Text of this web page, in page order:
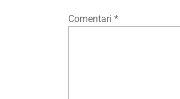
Comentari *